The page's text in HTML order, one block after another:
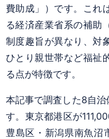
費助成」）です。これ
る経済産業省系の補助
制度趣旨が異なり、対
ひとり親世帯など福祉
る点が特徴です。
本記事で調査した8自治
す。東京都港区が
豊島区・新潟県南魚沼